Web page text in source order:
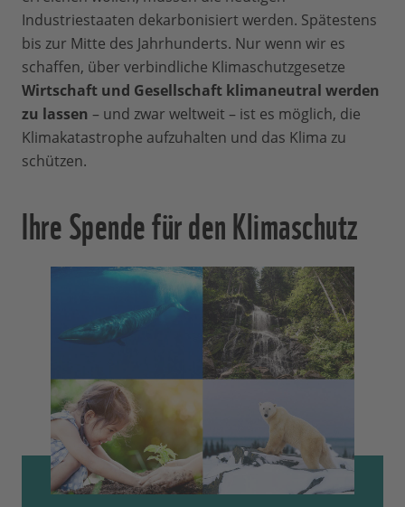
Industriestaaten dekarbonisiert werden. Spätestens
bis zur Mitte des Jahrhunderts. Nur wenn wir es
schaffen, über verbindliche Klimaschutzgesetze
Wirtschaft und Gesellschaft klimaneutral werden
zu lassen – und zwar weltweit – ist es möglich, die
Klimakatastrophe aufzuhalten und das Klima zu
schützen.
Ihre Spende für den Klimaschutz